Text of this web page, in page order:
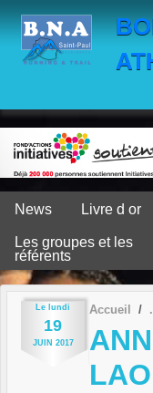
News Livre d or
Les groupes et les
référents
Le lundi
19
JUIN 2017
Accueil